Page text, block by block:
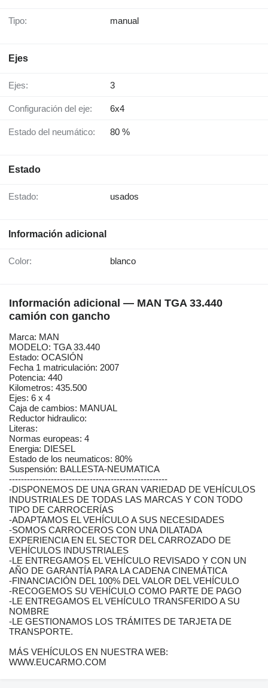
Tipo: manual
Ejes
Ejes: 3
Configuración del eje: 6x4
Estado del neumático: 80 %
Estado
Estado: usados
Información adicional
Color: blanco
Información adicional — MAN TGA 33.440
camión con gancho
Marca: MAN
MODELO: TGA 33.440
Estado: OCASIÓN
Fecha 1 matriculación: 2007
Potencia: 440
Kilometros: 435.500
Ejes: 6 x 4
Caja de cambios: MANUAL
Reductor hidraulico:
Literas:
Normas europeas: 4
Energia: DIESEL
Estado de los neumaticos: 80%
Suspensión: BALLESTA-NEUMATICA
-----------------------------------------------------
-DISPONEMOS DE UNA GRAN VARIEDAD DE VEHÍCULOS
INDUSTRIALES DE TODAS LAS MARCAS Y CON TODO
TIPO DE CARROCERÍAS
-ADAPTAMOS EL VEHÍCULO A SUS NECESIDADES
-SOMOS CARROCEROS CON UNA DILATADA
EXPERIENCIA EN EL SECTOR DEL CARROZADO DE
VEHÍCULOS INDUSTRIALES
-LE ENTREGAMOS EL VEHÍCULO REVISADO Y CON UN
AÑO DE GARANTÍA PARA LA CADENA CINEMÁTICA
-FINANCIACIÓN DEL 100% DEL VALOR DEL VEHÍCULO
-RECOGEMOS SU VEHÍCULO COMO PARTE DE PAGO
-LE ENTREGAMOS EL VEHÍCULO TRANSFERIDO A SU
NOMBRE
-LE GESTIONAMOS LOS TRÁMITES DE TARJETA DE
TRANSPORTE.
MÁS VEHÍCULOS EN NUESTRA WEB:
WWW.EUCARMO.COM